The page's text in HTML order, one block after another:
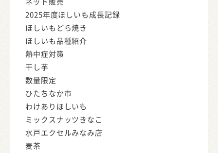
2025年度ほしいも成長記録
ほしいもどら焼き
ほしいも品種紹介
熱中症対策
干し芋
数量限定
ひたちなか市
わけありほしいも
ミックスナッツきなこ
水戸エクセルみなみ店
麦茶